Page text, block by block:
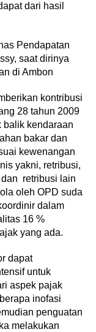
dari hasil
Pendapatan
saat dirinya
di Ambon
kontribusi
28 tahun 2009
balik kendaraan
bakar dan
kewenangan
yakni, retribusi,
retribusi lain
oleh OPD suda
dalam
16 %
yang ada.
dapat
untuk
aspek pajak
inofasi
penguatan
melakukan